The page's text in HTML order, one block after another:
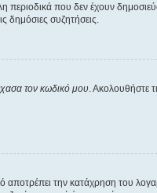
περιοδικά που δεν έχουν
δημόσιες συζητήσεις.
τον κωδικό μου . Ακολουθήστε
αποτρέπει την κατάχρηση του